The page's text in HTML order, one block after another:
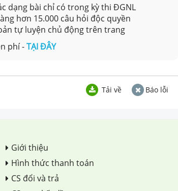
dạng bài chỉ có trong kỳ thi ĐGNL
hơn 15.000 câu hỏi độc quyền
tự luyện chủ động trên trang
phí -TẠI ĐÂY
Tải về Báo lỗi
Giới thiệu
Hình thức thanh toán
CS đổi và trả